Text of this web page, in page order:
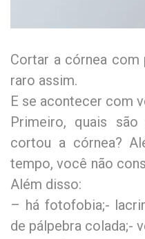
Cortar a córnea com
raro assim.
E se acontecer com
Primeiro, quais
cortou a córnea?
tempo, você não
Além disso:
– há fotofobia;-
de pálpebra colada;-